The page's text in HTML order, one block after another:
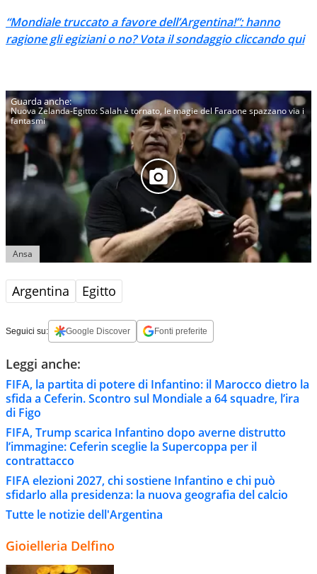
“Mondiale truccato a favore dell’Argentina!”: hanno
ragione gli egiziani o no? Vota il sondaggio cliccando qui
Nuova Zelanda-Egitto: Salah è tornato, le magie del Faraone spazzano via i
fantasmi
Ansa
Argentina Egitto
Seguici su: Google Discover Fonti preferite
Leggi anche:
FIFA, la partita di potere di Infantino: il Marocco dietro la
sfida a Ceferin. Scontro sul Mondiale a 64 squadre, l’ira
di Figo
FIFA, Trump scarica Infantino dopo averne distrutto
l’immagine: Ceferin sceglie la Supercoppa per il
contrattacco
FIFA elezioni 2027, chi sostiene Infantino e chi può
sfidarlo alla presidenza: la nuova geografia del calcio
Tutte le notizie dell'Argentina
Gioielleria Delfino